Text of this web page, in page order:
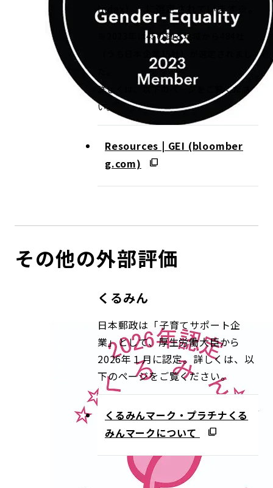
Index）」に選定されています※。
※2023年は45の国と地域から484社
（うち日本企業15社）が選定されまし
詳しくは、以下のページをご覧くださ
い。
Resources | GEI (bloomber
g.com)
その他の外部評価
くるみん
日本郵政は「子育てサポート企
業」として、厚生労働大臣から
2026年１月に認定。詳しくは、以
下のページをご覧ください。
くるみんマーク・プラチナくる
みんマークについて